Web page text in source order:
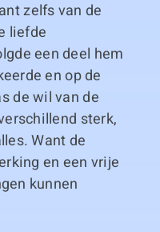
zelfs van de
liefde
een deel hem
en op de
de wil van de
sterk,
Want de
en een vrije
kunnen